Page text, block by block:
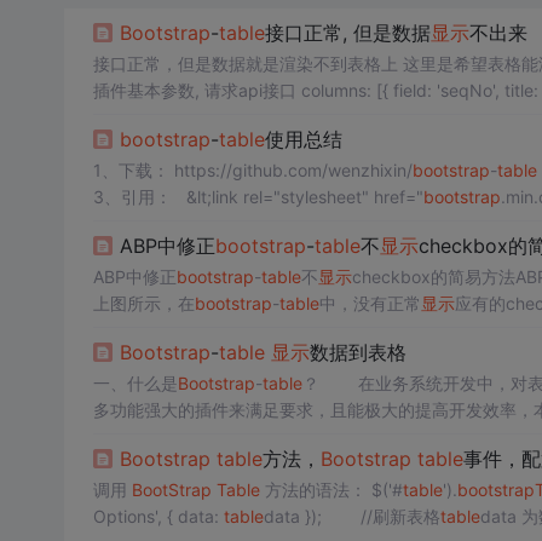
Bootstrap-table接口正常, 但是数据显示不出来
接口正常，但是数据就是渲染不到表格上 这里是希望表格
bootstrap-table使用总结
1、下载： https://github.com/wenzhixin/bootstrap-table
3、引用： &lt;link rel="stylesheet" href="bootstrap
ABP中修正bootstrap-table不显示checkbox的
ABP中修正bootstrap-table不显示checkbox的简易方法
上图所示，在bootstrap-table中，没有正常 显示应有的
Bootstrap-table 显示数据到表格
一、什么是Bootstrap-table？ 在业务系统开发中，对表格记录的查询、分页、排序等处理是非常常见的，在Web开发中，可以采用很
多功能强大的插件来满足要求，且能极大的提高开发效率，
Bootstrap table方法， Bootstrap table事件，
调用 BootStrap Table 方法的语法： $('#table'). bootstrap
Options', { data: tabledata }); //刷新表格table